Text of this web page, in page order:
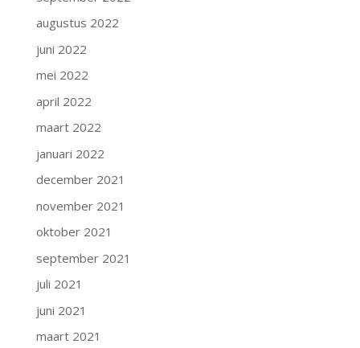
augustus 2022
juni 2022
mei 2022
april 2022
maart 2022
januari 2022
december 2021
november 2021
oktober 2021
september 2021
juli 2021
juni 2021
maart 2021